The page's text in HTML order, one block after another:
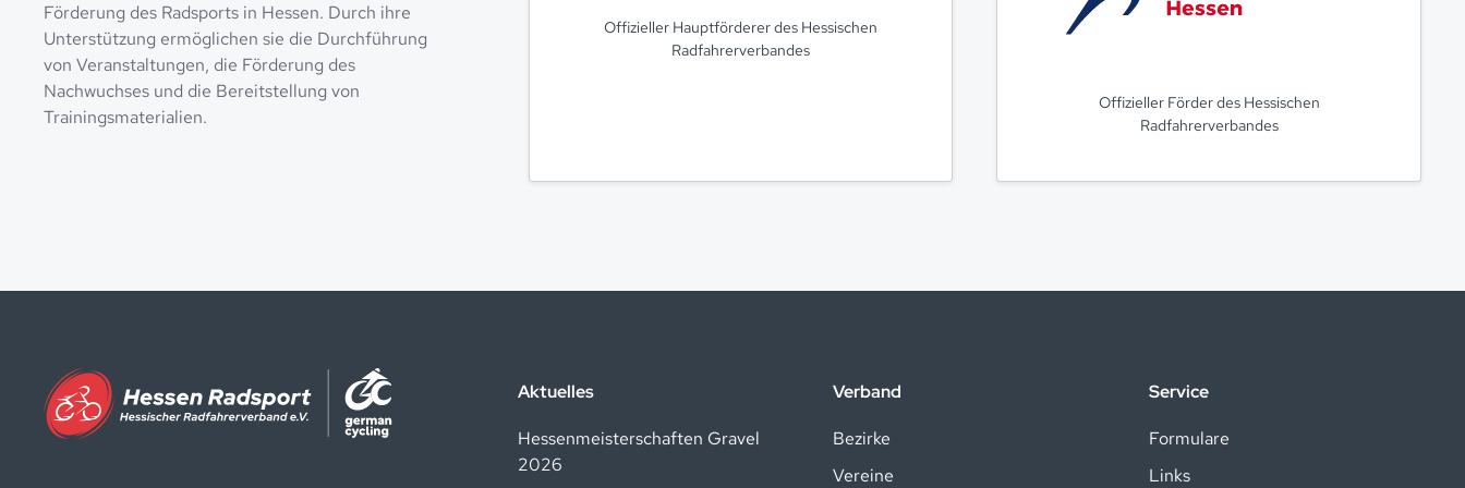
Förderung des Radsports in Hessen. Durch ihre
Unterstützung ermöglichen sie die Durchführung
von Veranstaltungen, die Förderung des
Nachwuchses und die Bereitstellung von
Trainingsmaterialien.
Offizieller Hauptförderer des Hessischen
Radfahrerverbandes
Offizieller Förder des Hessischen
Radfahrerverbandes
Aktuelles
Hessenmeisterschaften Gravel
2026
Verband
Bezirke
Vereine
Service
Formulare
Links